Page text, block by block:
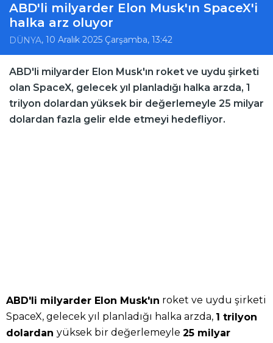
ABD'li milyarder Elon Musk'ın SpaceX'i
halka arz oluyor
DÜNYA, 10 Aralık 2025 Çarşamba, 13:42
ABD'li milyarder Elon Musk'ın roket ve uydu şirketi
olan SpaceX, gelecek yıl planladığı halka arzda, 1
trilyon dolardan yüksek bir değerlemeyle 25 milyar
dolardan fazla gelir elde etmeyi hedefliyor.
ABD'li milyarder Elon Musk'ın roket ve uydu şirketi
SpaceX, gelecek yıl planladığı halka arzda, 1 trilyon
dolardan yüksek bir değerlemeyle 25 milyar